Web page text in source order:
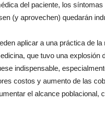
del paciente, los
(y aprovechen) quedarán
aplicar a una práctica de
que tuvo una explosión
indispensable,
costos y aumento de las
el alcance poblacional,